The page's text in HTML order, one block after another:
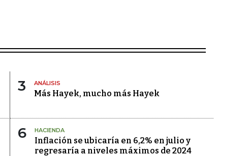
3 ANÁLISIS
Más Hayek, mucho más Hayek
6 HACIENDA
Inflación se ubicaría en 6,2% en julio y
regresaría a niveles máximos de 2024